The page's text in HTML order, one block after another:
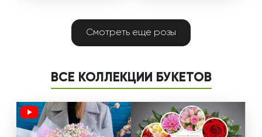
Смотреть еще розы
ВСЕ КОЛЛЕКЦИИ БУКЕТОВ